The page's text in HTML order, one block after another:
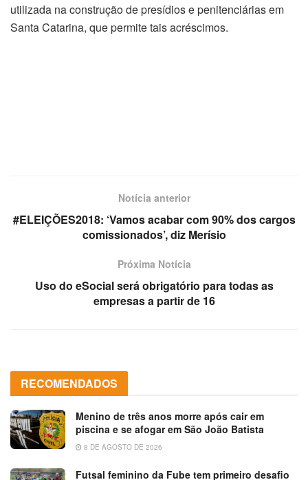
utilizada na construção de presídios e penitenciárias em
Santa Catarina, que permite tais acréscimos.
Notícia anterior
#ELEIÇÕES2018: ‘Vamos acabar com 90% dos cargos
comissionados’, diz Merísio
Próxima Notícia
Uso do eSocial será obrigatório para todas as
empresas a partir de 16
RECOMENDADOS
Menino de três anos morre após cair em
piscina e se afogar em São João Batista
8 DE AGOSTO DE 2026
Futsal feminino da Fube tem primeiro desafio